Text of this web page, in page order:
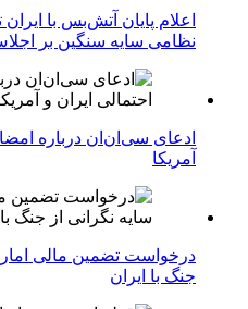
اعلام پایان آتش‌بس با
نظامی سایه سنگین بر
ادعای سی‌ان‌ان درباره
آمریکا
درخواست تضمین مالی
جنگ با ایران